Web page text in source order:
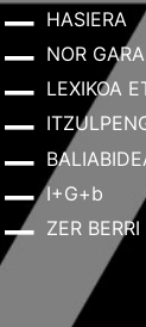
HASIERA
NOR GARA
LEXIKOA
I+G+b
ZER BERRI